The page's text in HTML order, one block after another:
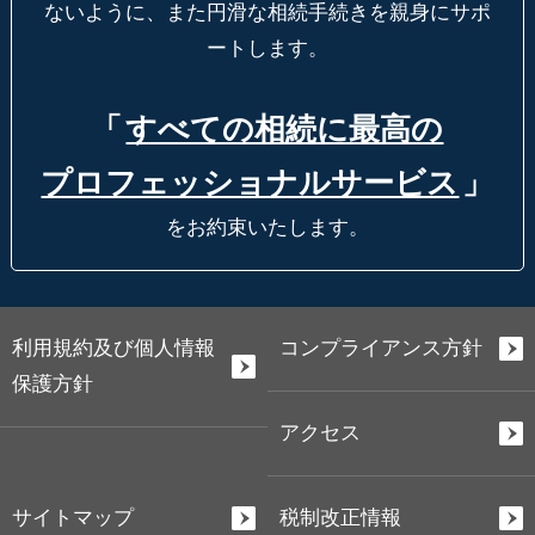
ないように、
また円滑な相続手続きを親身にサポ
ートします。
「 すべての相続に最高の
プロフェッショナルサービス 」
をお約束いたします。
利用規約及び個人情報
保護方針
コンプライアンス方針
アクセス
サイトマップ 税制改正情報